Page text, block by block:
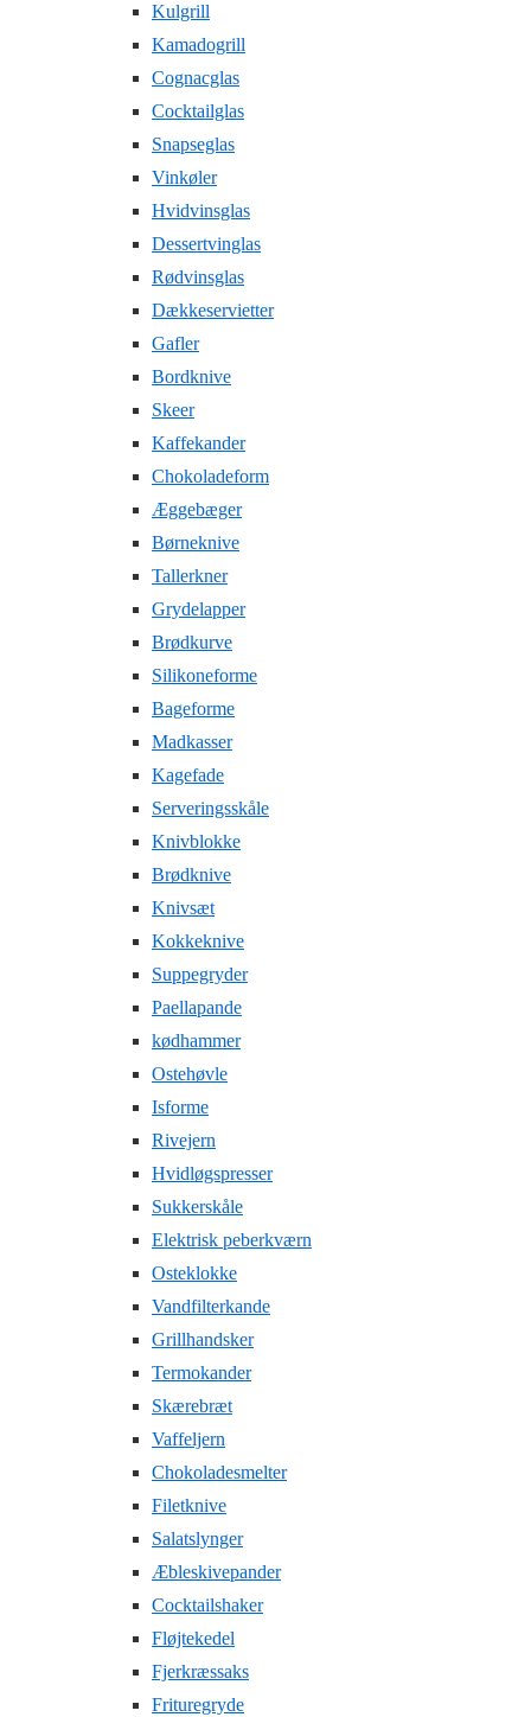
Kulgrill
Kamadogrill
Cognacglas
Cocktailglas
Snapseglas
Vinkøler
Hvidvinsglas
Dessertvinglas
Rødvinsglas
Dækkeservietter
Gafler
Bordknive
Skeer
Kaffekander
Chokoladeform
Æggebæger
Børneknive
Tallerkner
Grydelapper
Brødkurve
Silikoneforme
Bageforme
Madkasser
Kagefade
Serveringsskåle
Knivblokke
Brødknive
Knivsæt
Kokkeknive
Suppegryder
Paellapande
kødhammer
Ostehøvle
Isforme
Rivejern
Hvidløgspresser
Sukkerskåle
Elektrisk peberkværn
Osteklokke
Vandfilterkande
Grillhandsker
Termokander
Skærebræt
Vaffeljern
Chokoladesmelter
Filetknive
Salatslynger
Æbleskivepander
Cocktailshaker
Fløjtekedel
Fjerkræssaks
Frituregryde